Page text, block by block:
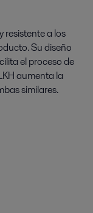
resistente a los
Su diseño
el proceso de
aumenta la
similares.